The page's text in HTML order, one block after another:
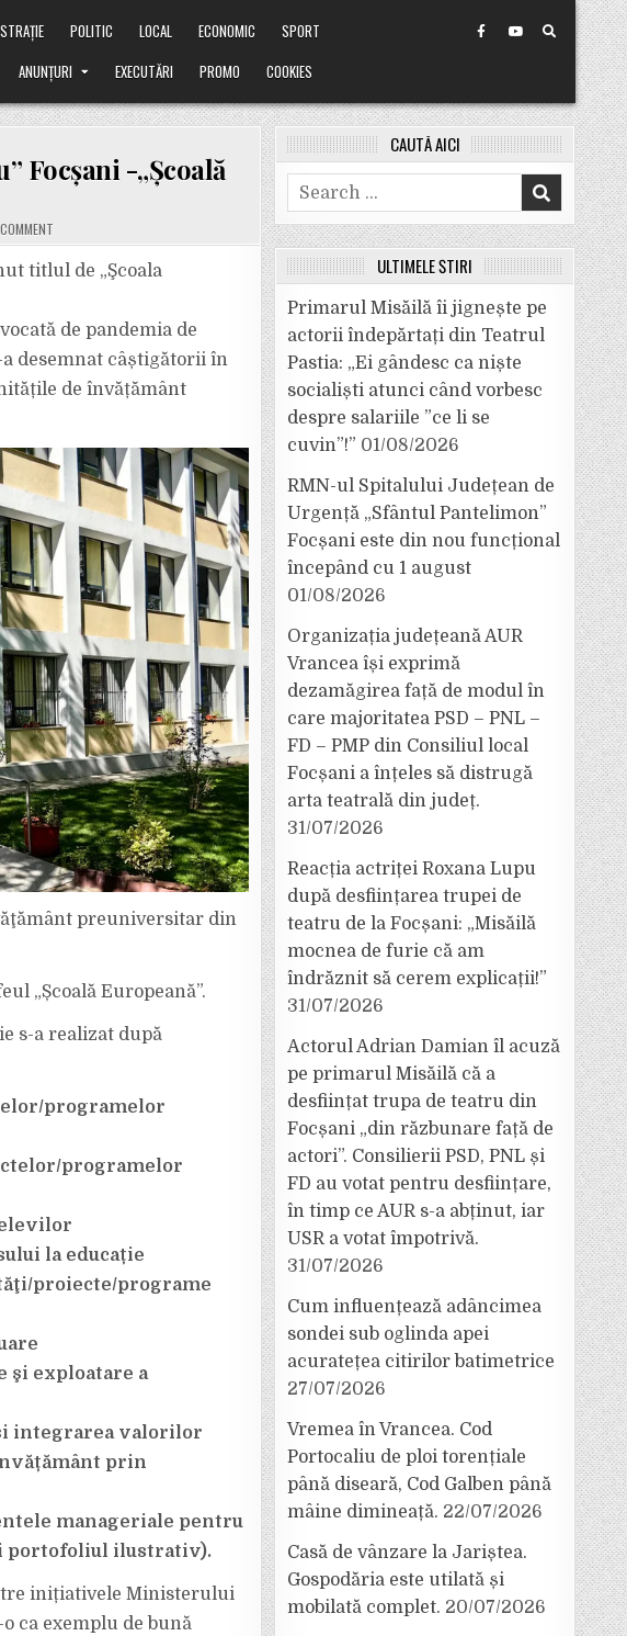
POLITIC LOCAL ECONOMIC
SPORT
ANUNȚURI EXECUTĂRI PROMO COOKIES
Focşani -„Şcoală
ŞCOALA
„DUILIU
ZAMFIRESCU”
„ŞCOALĂ
EUROPEANĂ”
titlul de „Şcoala
de pandemia de
a desemnat câștigătorii în
de învățământ
preuniversitar din
„Școală Europeană”.
s-a realizat după
programelor
programelor
la educație
proiecte/programe
şi exploatare a
integrarea valorilor
prin
manageriale pentru
portofoliul ilustrativ).
inițiativele Ministerului
ca exemplu de bună
CAUTĂ AICI
Search
for:
ULTIMELE ȘTIRI
Primarul Misăilă îi jignește pe
actorii îndepărtați din Teatrul
Pastia: „Ei gândesc ca niște
socialiști atunci când vorbesc
despre salariile ”ce li se
cuvin”!” 01/08/2026
RMN-ul Spitalului Județean de
Urgență „Sfântul Pantelimon”
Focșani este din nou funcțional
începând cu 1 august
01/08/2026
Organizația județeană AUR
Vrancea își exprimă
dezamăgirea față de modul în
care majoritatea PSD – PNL –
FD – PMP din Consiliul local
Focșani a înțeles să distrugă
arta teatrală din județ.
31/07/2026
Reacția actriței Roxana Lupu
după desființarea trupei de
teatru de la Focșani: „Misăilă
mocnea de furie că am
îndrăznit să cerem explicații!”
31/07/2026
Actorul Adrian Damian îl acuză
pe primarul Misăilă că a
desființat trupa de teatru din
Focșani „din răzbunare față de
actori”. Consilierii PSD, PNL și
FD au votat pentru desființare,
în timp ce AUR s-a abținut, iar
USR a votat împotrivă.
31/07/2026
Cum influențează adâncimea
sondei sub oglinda apei
acuratețea citirilor batimetrice
27/07/2026
Vremea în Vrancea. Cod
Portocaliu de ploi torențiale
până diseară, Cod Galben până
mâine dimineață. 22/07/2026
Casă de vânzare la Jariștea.
Gospodăria este utilată și
mobilată complet. 20/07/2026